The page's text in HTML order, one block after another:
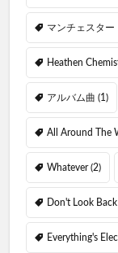
マンチェスター
Heathen
アルバム曲 (1)
All Around The
Whatever(2)
Don't Look
Everything's